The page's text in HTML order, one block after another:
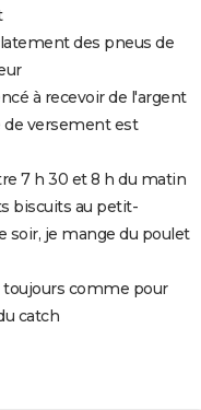
des pneus de
à recevoir de l'argent
de versement est
7 h 30 et 8 h du matin
biscuits au petit-
soir, je mange du poulet
toujours comme pour
catch